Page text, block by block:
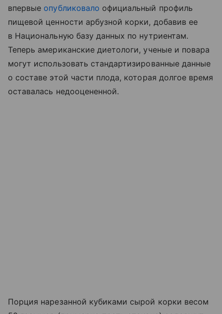
впервые опубликовало официальный профиль
пищевой ценности арбузной корки, добавив ее
в Национальную базу данных по нутриентам.
Теперь американские диетологи, ученые и повара
могут использовать стандартизированные данные
о составе этой части плода, которая долгое время
оставалась недооцененной.
Порция нарезанной кубиками сырой корки весом